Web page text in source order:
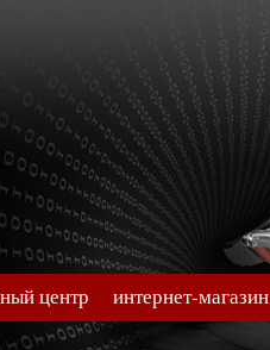
центр интернет-магазин